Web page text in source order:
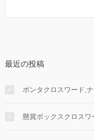
最近の投稿
ポンタクロスワード,
懸賞ボックスクロスワ